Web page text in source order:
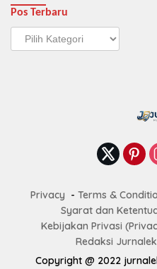
Pos Terbaru
Pos
Terbaru
Privacy Terms &
Syarat dan
Kebijakan Privasi
Redaksi
Copyright @ 2022